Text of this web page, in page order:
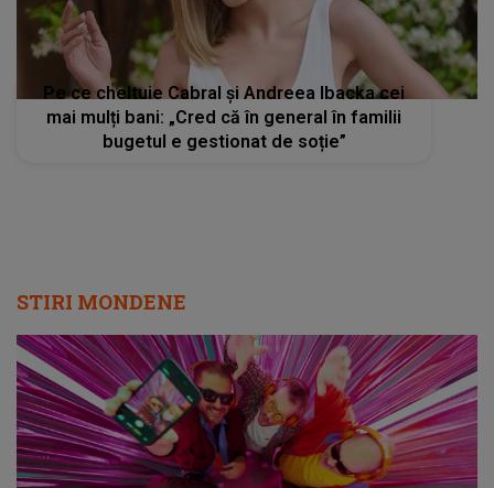
Pe ce cheltuie Cabral și Andreea Ibacka cei
mai mulți bani: „Cred că în general în familii
bugetul e gestionat de soție”
STIRI MONDENE